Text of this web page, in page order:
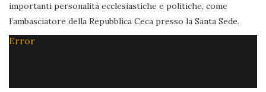
importanti personalità ecclesiastiche e politiche, come
l’ambasciatore della Repubblica Ceca presso la Santa Sede.
Error